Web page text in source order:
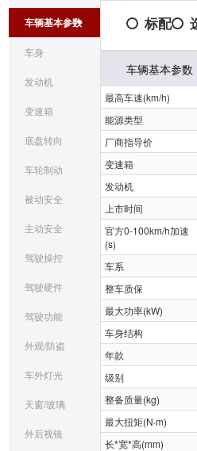
车辆基本参数
车身
发动机
变速箱
底盘转向
车轮制动
被动安全
主动安全
驾驶操控
驾驶硬件
驾驶功能
外观/防盗
车外灯光
天窗/玻璃
外后视镜
标配
车辆基本参数
最高车速(km/h)
能源类型
厂商指导价
变速箱
发动机
上市时间
官方0-100km/h加速
(s)
车系
整车质保
最大功率(kW)
车身结构
年款
级别
整备质量(kg)
最大扭矩(N·m)
长*宽*高(mm)